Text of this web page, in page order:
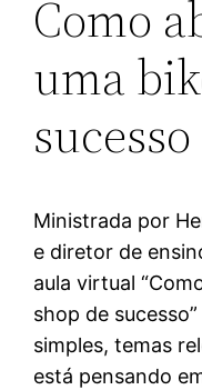
Como
uma
sucesso
Ministrada por
e diretor de
aula virtual
shop de
simples, temas
está pensando